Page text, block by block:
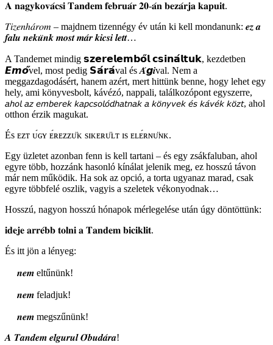
𝐀 𝐧𝐚𝐠𝐲𝐤𝐨𝐯𝐚́𝐜𝐬𝐢 𝐓𝐚𝐧𝐝𝐞𝐦 𝐟𝐞𝐛𝐫𝐮𝐚́𝐫 𝟐𝟎-𝐚́𝐧 𝐛𝐞𝐳𝐚́𝐫𝐣𝐚 𝐤𝐚𝐩𝐮𝐢𝐭.
𝑇𝑖𝑧𝑒𝑛ℎ𝑎́𝑟𝑜𝑚 – majdnem tizennégy év után ki kell mondanunk: 𝒆𝒛 𝒂
𝒇𝒂𝒍𝒖 𝒏𝒆𝒌𝒖̈𝒏𝒌 𝒎𝒐𝒔𝒕 𝒎𝒂́𝒓 𝒌𝒊𝒄𝒔𝒊 𝒍𝒆𝒕𝒕…
A Tandemet mindig 𝘀𝘇𝗲𝗿𝗲𝗹𝗲𝗺𝗯𝗼̋𝗹 𝗰𝘀𝗶𝗻𝗮́𝗹𝘁𝘂𝗸, kezdetben
𝙀𝙢𝙤̋vel, most pedig 𝗦𝗮́𝗿𝗮́val és 𝑨́𝙜𝒊val. Nem a
meggazdagodásért, hanem azért, mert hittünk benne, hogy lehet egy
hely, ami könyvesbolt, kávézó, nappali, találkozópont egyszerre,
𝘢𝘩𝘰𝘭 𝘢𝘻 𝘦𝘮𝘣𝘦𝘳𝘦𝘬 𝘬𝘢𝘱𝘤𝘴𝘰𝘭𝘰́𝘥𝘩𝘢𝘵𝘯𝘢𝘬 𝘢 𝘬𝘰̈𝘯𝘺𝘷𝘦𝘬 𝘦́𝘴 𝘬𝘢́𝘷𝘦́𝘬 𝘬𝘰̈𝘻𝘵, ahol
otthon érzik magukat.
És ᴇᴢᴛ ᴜ́ɢʏ ᴇ́ʀᴇᴢᴢᴜ̈ᴋ sɪᴋᴇʀᴜ̈ʟᴛ ɪs ᴇʟᴇ́ʀɴᴜ̈ɴᴋ.
Egy üzletet azonban fenn is kell tartani – és egy zsákfaluban, ahol
egyre több, hozzánk hasonló kínálat jelenik meg, ez hosszú távon
már nem működik. Ha sok az opció, a torta ugyanaz marad, csak
egyre többfelé oszlik, vagyis a szeletek vékonyodnak…
Hosszú, nagyon hosszú hónapok mérlegelése után úgy döntöttünk:
𝐢𝐝𝐞𝐣𝐞 𝐚𝐫𝐫𝐞́𝐛𝐛 𝐭𝐨𝐥𝐧𝐢 𝐚 𝐓𝐚𝐧𝐝𝐞𝐦 𝐛𝐢𝐜𝐢𝐤𝐥𝐢𝐭.
És itt jön a lényeg:
𝒏𝒆𝒎 eltűnünk!
𝒏𝒆𝒎 feladjuk!
𝒏𝒆𝒎 megszűnünk!
𝑨 𝑻𝒂𝒏𝒅𝒆𝒎 𝒆𝒍𝒈𝒖𝒓𝒖𝒍 𝑶́𝒃𝒖𝒅𝒂́𝒓𝒂!